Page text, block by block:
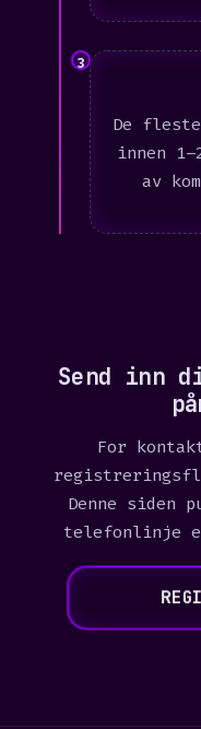
3
De
innen
av
Send inn
For
Denne siden
telefonlinje